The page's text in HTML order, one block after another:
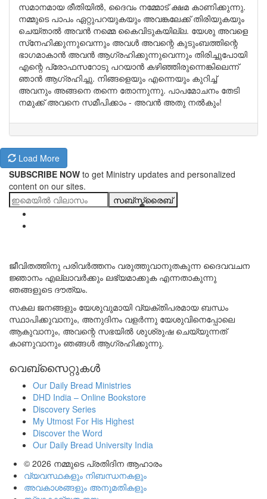
സമാനമായ രീതിയില്‍, ദൈവം നമ്മോട് ക്ഷമ കാണിക്കുന്നു.
നമ്മുടെ പാപം ഏറ്റുപറയുകയും അവങ്കലേക്ക് തിരിയുകയും
ചെയ്താല്‍ അവന്‍ നമ്മെ കൈവിടുകയില്ല. യേശു അവളെ
സ്‌നേഹിക്കുന്നുവെന്നും അവള്‍ അവന്റെ കുടുംബത്തിന്റെ
ഭാഗമാകാന്‍ അവന്‍ ആഗ്രഹിക്കുന്നുവെന്നും തിരിച്ചുപോയി
എന്റെ പ്രോഫസറോടു പറയാന്‍ കഴിഞ്ഞിരുന്നെങ്കിലെന്ന്
ഞാന്‍ ആഗ്രഹിച്ചു. നിങ്ങളെയും എന്നെയും കുറിച്ച്
അവനും അങ്ങനെ തന്നെ തോന്നുന്നു. പാപമോചനം തേടി
നമുക്ക് അവനെ സമീപിക്കാം - അവന്‍ അതു നല്‍കും!
Load More
SUBSCRIBE NOW to get Ministry updates and personalized
content on our sites.
സബ്സ്ക്രൈബ്
ജീവിതത്തിനു പരിവർത്തനം വരുത്തുവാനുതകുന്ന ദൈവവചന
ജ്ഞാനം എല്ലാവർക്കും ലഭ്യമാക്കുക എന്നതാകുന്നു
ഞങ്ങളുടെ ദൗത്യം.
സകല ജനങ്ങളും യേശുവുമായി വ്യക്തിപരമായ ബന്ധം
സ്ഥാപിക്കുവാനും, അനുദിനം വളർന്നു യേശുവിനെപ്പോലെ
ആകുവാനും, അവന്റെ സഭയിൽ ശുശ്രുഷ ചെയ്യുന്നത്
കാണുവാനും ഞങ്ങൾ ആഗ്രഹിക്കുന്നു.
വെബ്സൈറ്റുകൾ
Our Daily Bread Ministries
DHD India – Online Bookstore
Discovery Series
My Utmost For His Highest
Discover the Word
Our Daily Bread University India
© 2026 നമ്മുടെ പ്രതിദിന ആഹാരം
വ്യവസ്ഥകളും നിബന്ധനകളും
അവകാശങ്ങളും അനുമതികളും